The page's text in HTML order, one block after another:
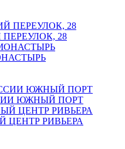
28
ЮЖНЫЙ ПОРТ
ЦЕНТР РИВЬЕРА